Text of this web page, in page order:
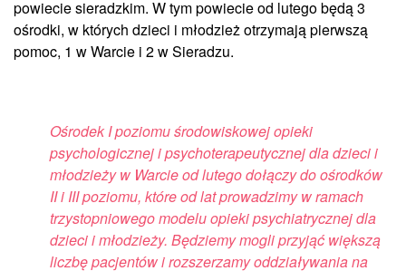
powiecie sieradzkim. W tym powiecie od lutego będą 3
ośrodki, w których dzieci i młodzież otrzymają pierwszą
pomoc, 1 w Warcie i 2 w Sieradzu.
Ośrodek I poziomu środowiskowej opieki
psychologicznej i psychoterapeutycznej dla dzieci i
młodzieży w Warcie od lutego dołączy do ośrodków
II i III poziomu, które od lat prowadzimy w ramach
trzystopniowego modelu opieki psychiatrycznej dla
dzieci i młodzieży. Będziemy mogli przyjąć większą
liczbę pacjentów i rozszerzamy oddziaływania na